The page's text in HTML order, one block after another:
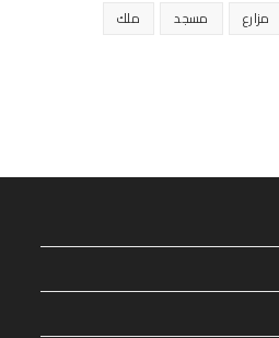
مزارع مسجد
ملك